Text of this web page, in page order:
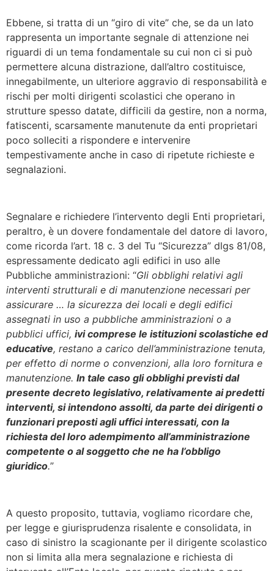
Ebbene, si tratta di un “giro di vite” che, se da un lato
rappresenta un importante segnale di attenzione nei
riguardi di un tema fondamentale su cui non ci si può
permettere alcuna distrazione, dall’altro costituisce,
innegabilmente, un ulteriore aggravio di responsabilità e
rischi per molti dirigenti scolastici che operano in
strutture spesso datate, difficili da gestire, non a norma,
fatiscenti, scarsamente manutenute da enti proprietari
poco solleciti a rispondere e intervenire
tempestivamente anche in caso di ripetute richieste e
segnalazioni.
Segnalare e richiedere l’intervento degli Enti proprietari,
peraltro, è un dovere fondamentale del datore di lavoro,
come ricorda l’art. 18 c. 3 del Tu “Sicurezza” dlgs 81/08,
espressamente dedicato agli edifici in uso alle
Pubbliche amministrazioni: “Gli obblighi relativi agli
interventi strutturali e di manutenzione necessari per
assicurare … la sicurezza dei locali e degli edifici
assegnati in uso a pubbliche amministrazioni o a
pubblici uffici, ivi comprese le istituzioni scolastiche ed
educative, restano a carico dell’amministrazione tenuta,
per effetto di norme o convenzioni, alla loro fornitura e
manutenzione. In tale caso gli obblighi previsti dal
presente decreto legislativo, relativamente ai predetti
interventi, si intendono assolti, da parte dei dirigenti o
funzionari preposti agli uffici interessati, con la
richiesta del loro adempimento all’amministrazione
competente o al soggetto che ne ha l’obbligo
giuridico.”
A questo proposito, tuttavia, vogliamo ricordare che,
per legge e giurisprudenza risalente e consolidata, in
caso di sinistro la scagionante per il dirigente scolastico
non si limita alla mera segnalazione e richiesta di